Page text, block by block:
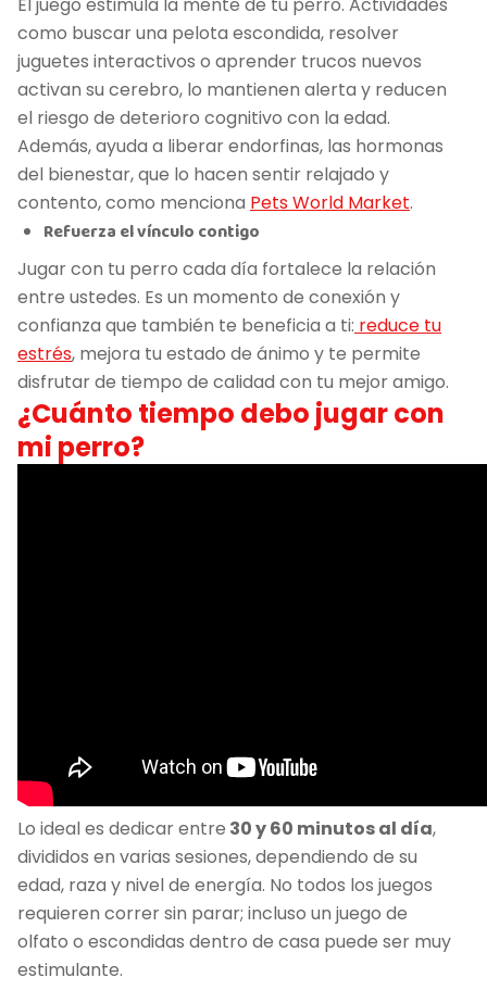
El juego estimula la mente de tu perro. Actividades
como buscar una pelota escondida, resolver
juguetes interactivos o aprender trucos nuevos
activan su cerebro, lo mantienen alerta y reducen
el riesgo de deterioro cognitivo con la edad.
Además, ayuda a liberar endorfinas, las hormonas
del bienestar, que lo hacen sentir relajado y
contento, como menciona Pets World Market.
Refuerza el vínculo contigo
Jugar con tu perro cada día fortalece la relación
entre ustedes. Es un momento de conexión y
confianza que también te beneficia a ti: reduce tu
estrés, mejora tu estado de ánimo y te permite
disfrutar de tiempo de calidad con tu mejor amigo.
¿Cuánto tiempo debo jugar con
mi perro?
Lo ideal es dedicar entre 30 y 60 minutos al día,
divididos en varias sesiones, dependiendo de su
edad, raza y nivel de energía. No todos los juegos
requieren correr sin parar; incluso un juego de
olfato o escondidas dentro de casa puede ser muy
estimulante.